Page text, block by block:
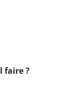
faire ?